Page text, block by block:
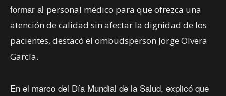
formar al personal médico para que ofrezca una
atención de calidad sin afectar la dignidad de los
pacientes, destacó el ombudsperson Jorge Olvera
García.
En el marco del Día Mundial de la Salud, explicó que